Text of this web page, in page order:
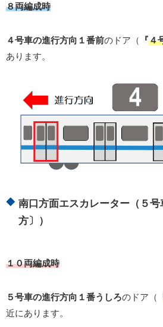
８両編成時
４号車の進行方向１番前のドア（ 『４
あります。
南口方面エスカレーター（５
方〕）
１０両編成時
５号車の進行方向１番うしろのドア（
近にあります。